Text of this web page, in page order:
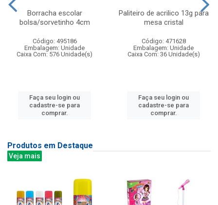
Borracha escolar
bolsa/sorvetinho 4cm
Código: 495186
Embalagem: Unidade
Caixa Com: 576 Unidade(s)
Faça seu login ou
cadastre-se para
comprar.
Paliteiro de acrilico 13g para
mesa cristal
Código: 471628
Embalagem: Unidade
Caixa Com: 36 Unidade(s)
Faça seu login ou
cadastre-se para
comprar.
Produtos em Destaque
Veja mais